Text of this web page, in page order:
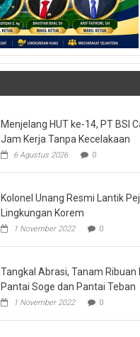
Menjelang HUT ke-14, PT BSI
Jam Kerja Tanpa Kecelakaan
6 Agustus 2026 0
Kolonel Unang Resmi Lantik
Lingkungan Korem
1 November 2022 0
Tangkal Abrasi, Tanam Ribuan
Pantai Soge dan Pantai Teban
1 November 2022 0